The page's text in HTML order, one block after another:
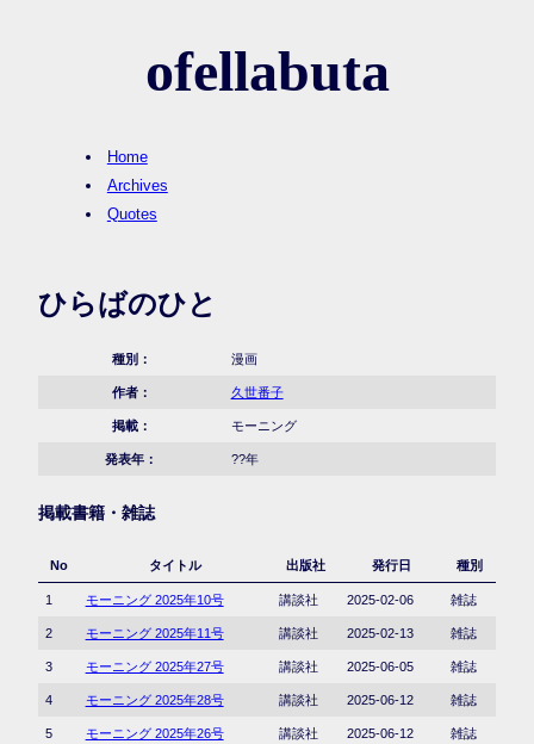
ofellabuta
Home
Archives
Quotes
ひらばのひと
種別： 漫画
作者： 久世番子
掲載： モーニング
発表年： ??年
掲載書籍・雑誌
No タイトル 出版社 発行日 種別
1 モーニング 2025年10号 講談社 2025-02-06 雑誌
2 モーニング 2025年11号 講談社 2025-02-13 雑誌
3 モーニング 2025年27号 講談社 2025-06-05 雑誌
4 モーニング 2025年28号 講談社 2025-06-12 雑誌
5 モーニング 2025年26号 講談社 2025-06-12 雑誌